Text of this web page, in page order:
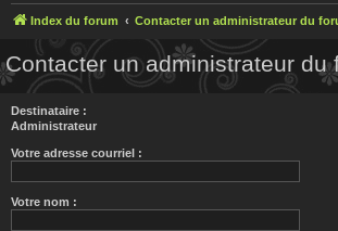
Index du forum Contacter un administrateur du
Contacter un administrateur du
Destinataire :
Administrateur
Votre adresse courriel :
Votre nom :